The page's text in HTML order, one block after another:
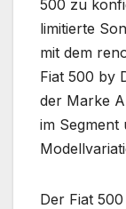
500 zu
limitierte
mit dem
Fiat 500 by
der Marke
im Segment
Der Fiat